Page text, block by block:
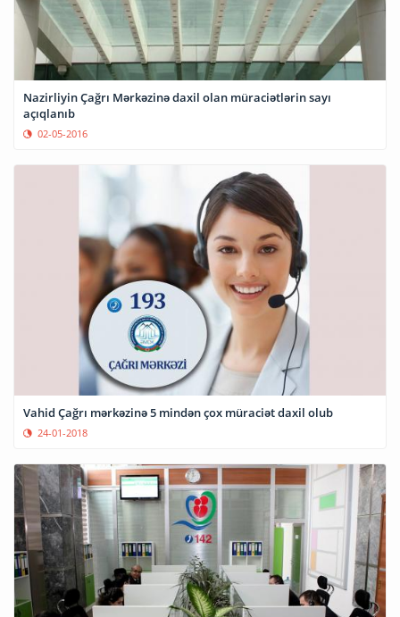
Nazirliyin Çağrı Mərkəzinə daxil olan müraciətlərin sayı
açıqlanıb
02-05-2016
Vahid Çağrı mərkəzinə 5 mindən çox müraciət daxil olub
24-01-2018